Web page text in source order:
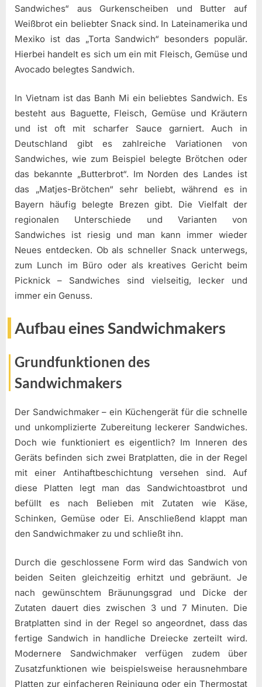
Sandwiches“ aus Gurkenscheiben und Butter auf
Weißbrot ein beliebter Snack sind. In Lateinamerika und
Mexiko ist das „Torta Sandwich“ besonders populär.
Hierbei handelt es sich um ein mit Fleisch, Gemüse und
Avocado belegtes Sandwich.
In Vietnam ist das Banh Mi ein beliebtes Sandwich. Es
besteht aus Baguette, Fleisch, Gemüse und Kräutern
und ist oft mit scharfer Sauce garniert. Auch in
Deutschland gibt es zahlreiche Variationen von
Sandwiches, wie zum Beispiel belegte Brötchen oder
das bekannte „Butterbrot“. Im Norden des Landes ist
das „Matjes-Brötchen“ sehr beliebt, während es in
Bayern häufig belegte Brezen gibt. Die Vielfalt der
regionalen Unterschiede und Varianten von
Sandwiches ist riesig und man kann immer wieder
Neues entdecken. Ob als schneller Snack unterwegs,
zum Lunch im Büro oder als kreatives Gericht beim
Picknick – Sandwiches sind vielseitig, lecker und
immer ein Genuss.
Aufbau eines Sandwichmakers
Grundfunktionen des
Sandwichmakers
Der Sandwichmaker – ein Küchengerät für die schnelle
und unkomplizierte Zubereitung leckerer Sandwiches.
Doch wie funktioniert es eigentlich? Im Inneren des
Geräts befinden sich zwei Bratplatten, die in der Regel
mit einer Antihaftbeschichtung versehen sind. Auf
diese Platten legt man das Sandwichtoastbrot und
befüllt es nach Belieben mit Zutaten wie Käse,
Schinken, Gemüse oder Ei. Anschließend klappt man
den Sandwichmaker zu und schließt ihn.
Durch die geschlossene Form wird das Sandwich von
beiden Seiten gleichzeitig erhitzt und gebräunt. Je
nach gewünschtem Bräunungsgrad und Dicke der
Zutaten dauert dies zwischen 3 und 7 Minuten. Die
Bratplatten sind in der Regel so angeordnet, dass das
fertige Sandwich in handliche Dreiecke zerteilt wird.
Modernere Sandwichmaker verfügen zudem über
Zusatzfunktionen wie beispielsweise herausnehmbare
Platten zur einfacheren Reinigung oder ein Thermostat